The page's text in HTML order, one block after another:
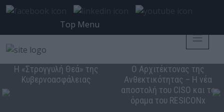
Top Menu
Η «Στρογγυλή Θεά» της
Κυβερνοασφάλειας
Ο Αρχιτέκτονας της
Ανθεκτικότητας – Η νέα
αποστολή του CISO και το
όραμα του RESICONx